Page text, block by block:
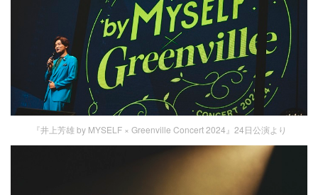
『井上芳雄 by MYSELF × Greenville Concert 2024』24日公演より